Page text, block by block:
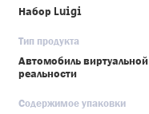
Набор Luigi
Тип продукта
Автомобиль виртуальной
реальности
Содержимое упаковки